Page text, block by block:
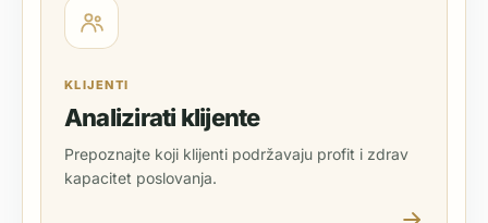
KLIJENTI
Analizirati klijente
Prepoznajte koji klijenti podržavaju profit i zdrav
kapacitet poslovanja.